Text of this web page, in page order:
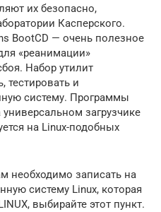
их безопасно,
Касперского.
BootCD — очень полезное
«реанимации»
Набор утилит
тестировать и
систему. Программы
загрузчике
на Linux-подобных
необходимо записать на
систему Linux, которая
выбирайте этот пункт.